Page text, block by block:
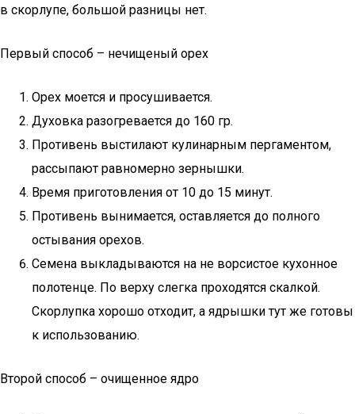
в скорлупе, большой разницы нет.
Первый способ – нечищеный орех
Орех моется и просушивается.
Духовка разогревается до 160 гр.
Противень выстилают кулинарным пергаментом,
рассыпают равномерно зернышки.
Время приготовления от 10 до 15 минут.
Противень вынимается, оставляется до полного
остывания орехов.
Семена выкладываются на не ворсистое кухонное
полотенце. По верху слегка проходятся скалкой.
Скорлупка хорошо отходит, а ядрышки тут же готовы
к использованию.
Второй способ – очищенное ядро